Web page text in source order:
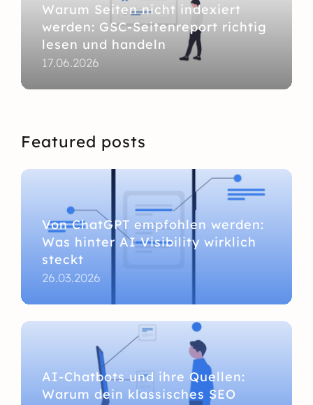
Warum Seiten nicht indexiert
werden: GSC-Seitenreport richtig
lesen und handeln
17.06.2026
Featured posts
Von ChatGPT empfohlen werden:
Was hinter AI Visibility wirklich
steckt
26.03.2026
AI-Chatbots und ihre Quellen:
Warum dein klassisches SEO